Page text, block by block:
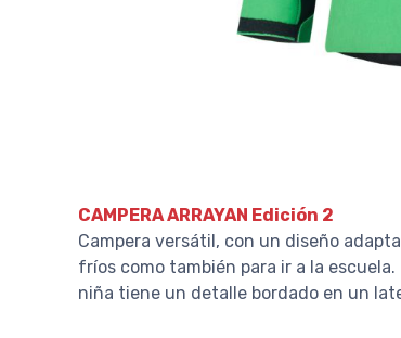
CAMPERA ARRAYAN Edición 2
Campera versátil, con un diseño
fríos como también para ir a la
niña tiene un detalle bordado en un